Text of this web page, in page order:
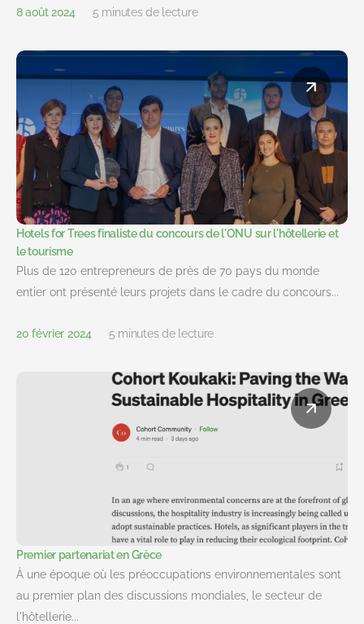
8 août 2024 5 minutes de lecture
Hotels for Trees finaliste du concours de l'ONU sur l'hôtellerie et
le tourisme
Plus de 120 entrepreneurs de près de 70 pays du monde
entier ont présenté leurs projets dans le cadre du concours...
20 février 2024 5 minutes de lecture
Premier partenariat en Grèce
À une époque où les préoccupations environnementales sont
au premier plan des discussions mondiales, le secteur de
l'hôtellerie...